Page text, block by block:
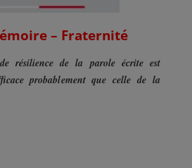
– Fraternité
résilience de la parole écrite est
probable­ment que celle de la